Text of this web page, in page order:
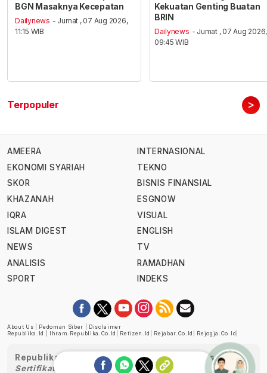
BGN Masaknya Kecepatan
Dailynews - Jumat , 07 Aug 2026,
11:15 WIB
Kekuatan Genting Buatan
BRIN
Dailynews - Jumat , 07 Aug 2026,
09:45 WIB
Terpopuler >
AMEERA
EKONOMI SYARIAH
SKOR
KHAZANAH
IQRA
ISLAM DIGEST
NEWS
ANALISIS
SPORT
INTERNASIONAL
TEKNO
BISNIS FINANSIAL
ESGNOW
VISUAL
ENGLISH
TV
RAMADHAN
INDEKS
About Us Pedoman Siber
Disclaimer
Republika.id
Ihram.republika.co.id Retizen.id Rejabar.co.id Rejogja.co.id
Republika telah diverifikasi oleh Dewan Pers
Sertifikat Nomor 1058/DP-Verifikasi/K/XII/2022